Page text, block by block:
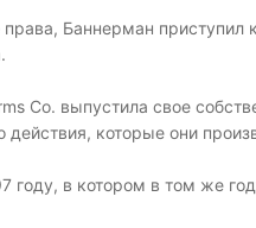
Баннерман
Co. выпустила свое
действия, которые они
году, в котором в том же